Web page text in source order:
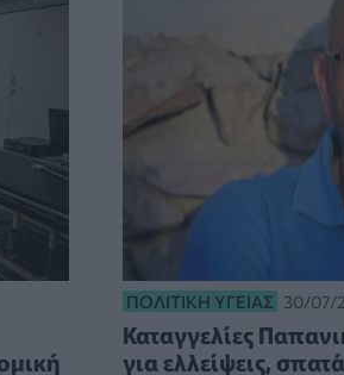
ΠΟΛΙΤΙΚΉ ΥΓΕΊΑΣ 30/07/
Καταγγελίες
για ελλείψεις,